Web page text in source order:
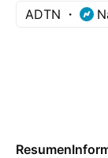
ADTN
Resumen